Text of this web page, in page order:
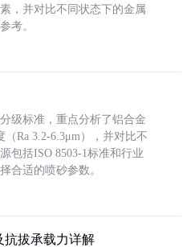
，并对比不同状态下的金属
考。
级标准，重点分析了铝合金
Ra 3.2-6.3μm），并对比不
包括ISO 8503-1标准和行业
合适的喷砂参数。
抗拔承载力详解